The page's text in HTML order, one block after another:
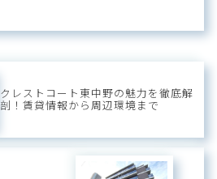
たレジデンスです。東京メトロ有楽
クレストコート東中野の魅力を徹底解
剖！賃貸情報から周辺環境まで